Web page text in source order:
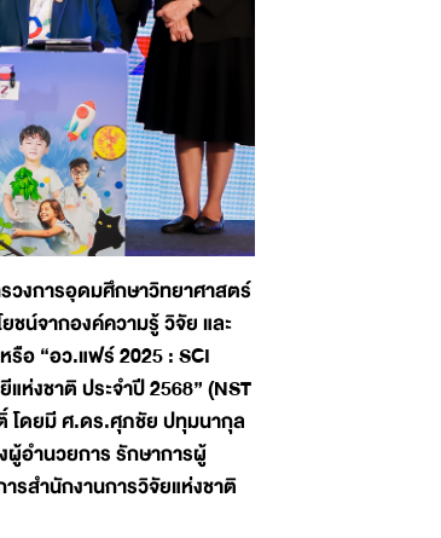
วงการอุดมศึกษาวิทยาศาสตร์
ชน์จากองค์ความรู้ วิจัย และ
อ “อว.แฟร์ 2025 : SCI
แห่งชาติ ประจำปี 2568” (NST
โดยมี ศ.ดร.ศุภชัย ปทุมนากุล
ผู้อำนวยการ รักษาการผู้
สำนักงานการวิจัยแห่งชาติ